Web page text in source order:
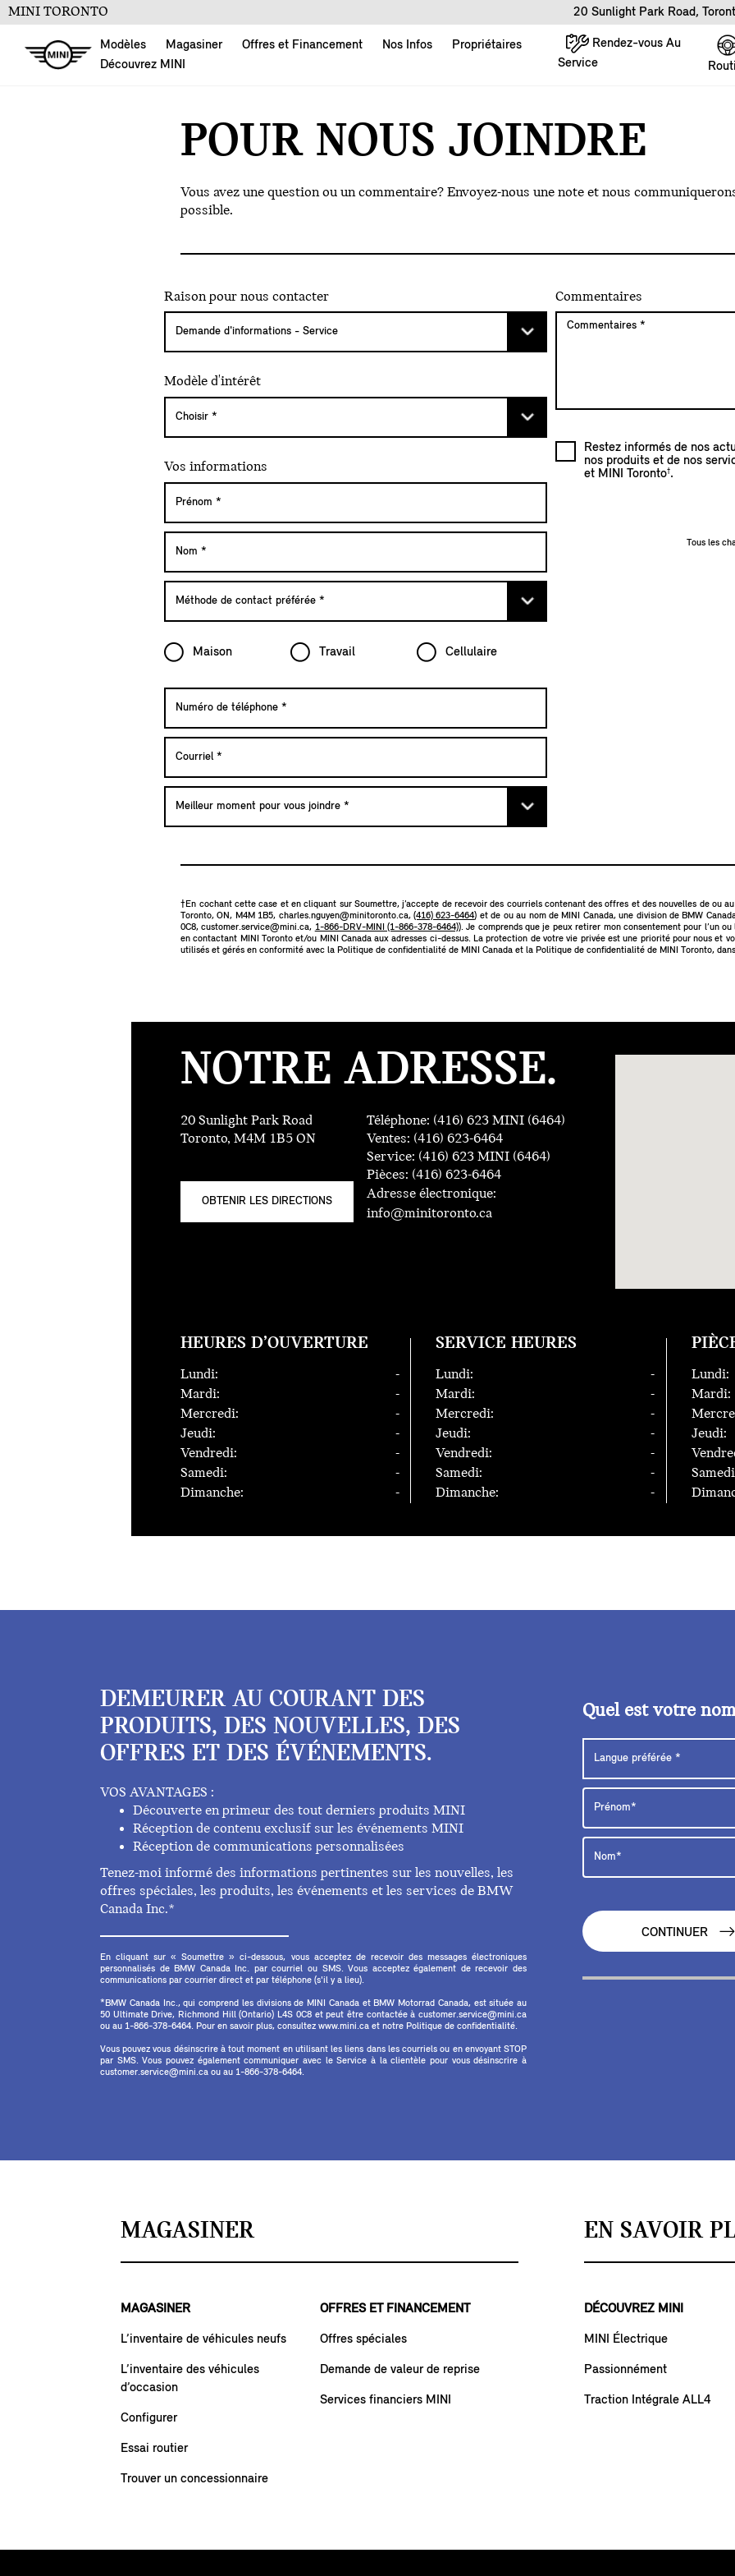
MINI TORONTO 20 Sunlight Park Road,
Modèles Magasiner Offres et Financement Nos Infos
Propriétaires
Découvrez MINI
Rendez-vous Au
Service
POUR NOUS JOINDRE
Vous avez une question ou un commentaire? Envoyez-nous une note et nous
possible.
Raison pour nous contacter
Modèle d'intérêt
Vos informations
Maison Travail Cellulaire
Commentaires
Restez informés de nos
nos produits et de nos
et MINI Toronto†.
Tous les
†En cochant cette case et en cliquant sur Soumettre, j’accepte de recevoir des courriels contenant des offres et des nouvelles de ou
Toronto, ON, M4M 1B5, charles.nguyen@minitoronto.ca,(416) 623-6464) et de ou au nom de MINI Canada, une division de BMW
0C8,customer.service@mini.ca, 1-866-DRV-MINI (1-866-378-6464)). Je comprends que je peux retirer mon consentement pour l’un
en contactant MINI Toronto et/ou MINI Canada aux adresses ci-dessus. La protection de votre vie privée est une priorité pour nous et
utilisés et gérés en conformité avec la Politique de confidentialité de MINI Canada et la Politique de confidentialité de MINI Toronto,
NOTRE ADRESSE.
20 Sunlight Park Road
Toronto, M4M 1B5 ON
OBTENIR LES DIRECTIONS
Téléphone: (416) 623 MINI (6464)
Ventes: (416) 623-6464
Service: (416) 623 MINI (6464)
Pièces: (416) 623-6464
Adresse électronique:
info@minitoronto.ca
HEURES D’OUVERTURE
Lundi:
-
Mardi:
-
Mercredi:
-
Jeudi:
-
Vendredi:
-
Samedi:
-
Dimanche:
-
SERVICE HEURES
Lundi:
-
Mardi:
-
Mercredi:
-
Jeudi:
-
Vendredi:
-
Samedi:
-
Dimanche:
-
Lundi:
Mardi:
Jeudi:
DEMEURER AU COURANT DES
PRODUITS, DES NOUVELLES, DES
OFFRES ET DES ÉVÉNEMENTS.
VOS AVANTAGES :
Découverte en primeur des tout derniers produits MINI
Réception de contenu exclusif sur les événements MINI
Réception de communications personnalisées
Tenez-moi informé des informations pertinentes sur les nouvelles, les
offres spéciales, les produits, les événements et les services de BMW
Canada Inc.*
En cliquant sur « Soumettre » ci-dessous, vous acceptez de recevoir des messages électroniques
personnalisés de BMW Canada Inc. par courriel ou SMS. Vous acceptez également de recevoir des
communications par courrier direct et par téléphone (s'il y a lieu).
*BMW Canada Inc., qui comprend les divisions de MINI Canada et BMW Motorrad Canada, est située au
50 Ultimate Drive, Richmond Hill (Ontario) L4S 0C8 et peut être contactée à customer.service@mini.ca
ou au 1-866-378-6464. Pour en savoir plus, consultez www.mini.ca et notre Politique de confidentialité.
Vous pouvez vous désinscrire à tout moment en utilisant les liens dans les courriels ou en envoyant STOP
par SMS. Vous pouvez également communiquer avec le Service à la clientèle pour vous désinscrire à
customer.service@mini.ca ou au 1-866-378-6464.
Quel est votre
CONTINUER
MAGASINER
MAGASINER
L’inventaire de véhicules neufs
L’inventaire des véhicules
d’occasion
Configurer
Essai routier
Trouver un concessionnaire
OFFRES ET FINANCEMENT
Offres spéciales
Demande de valeur de reprise
Services financiers MINI
EN SAVOIR
DÉCOUVREZ MINI
MINI Électrique
Passionnément
Traction Intégrale ALL4